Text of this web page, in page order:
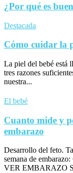
¿Por qué es
Destacada
Cómo cuidar la
La piel del bebé está
tres razones
nuestra...
El bebé
Cuanto mide y
embarazo
Desarrollo del feto.
semana de
VER EMBARAZO